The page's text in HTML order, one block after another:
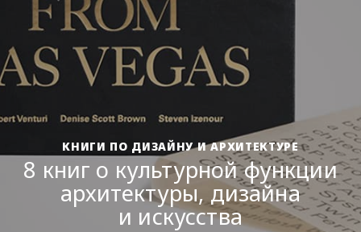
КНИГИ ПО ДИЗАЙНУ И АРХИТЕКТУРЕ
8 книг о культурной функции
архитектуры, дизайна
и искусства